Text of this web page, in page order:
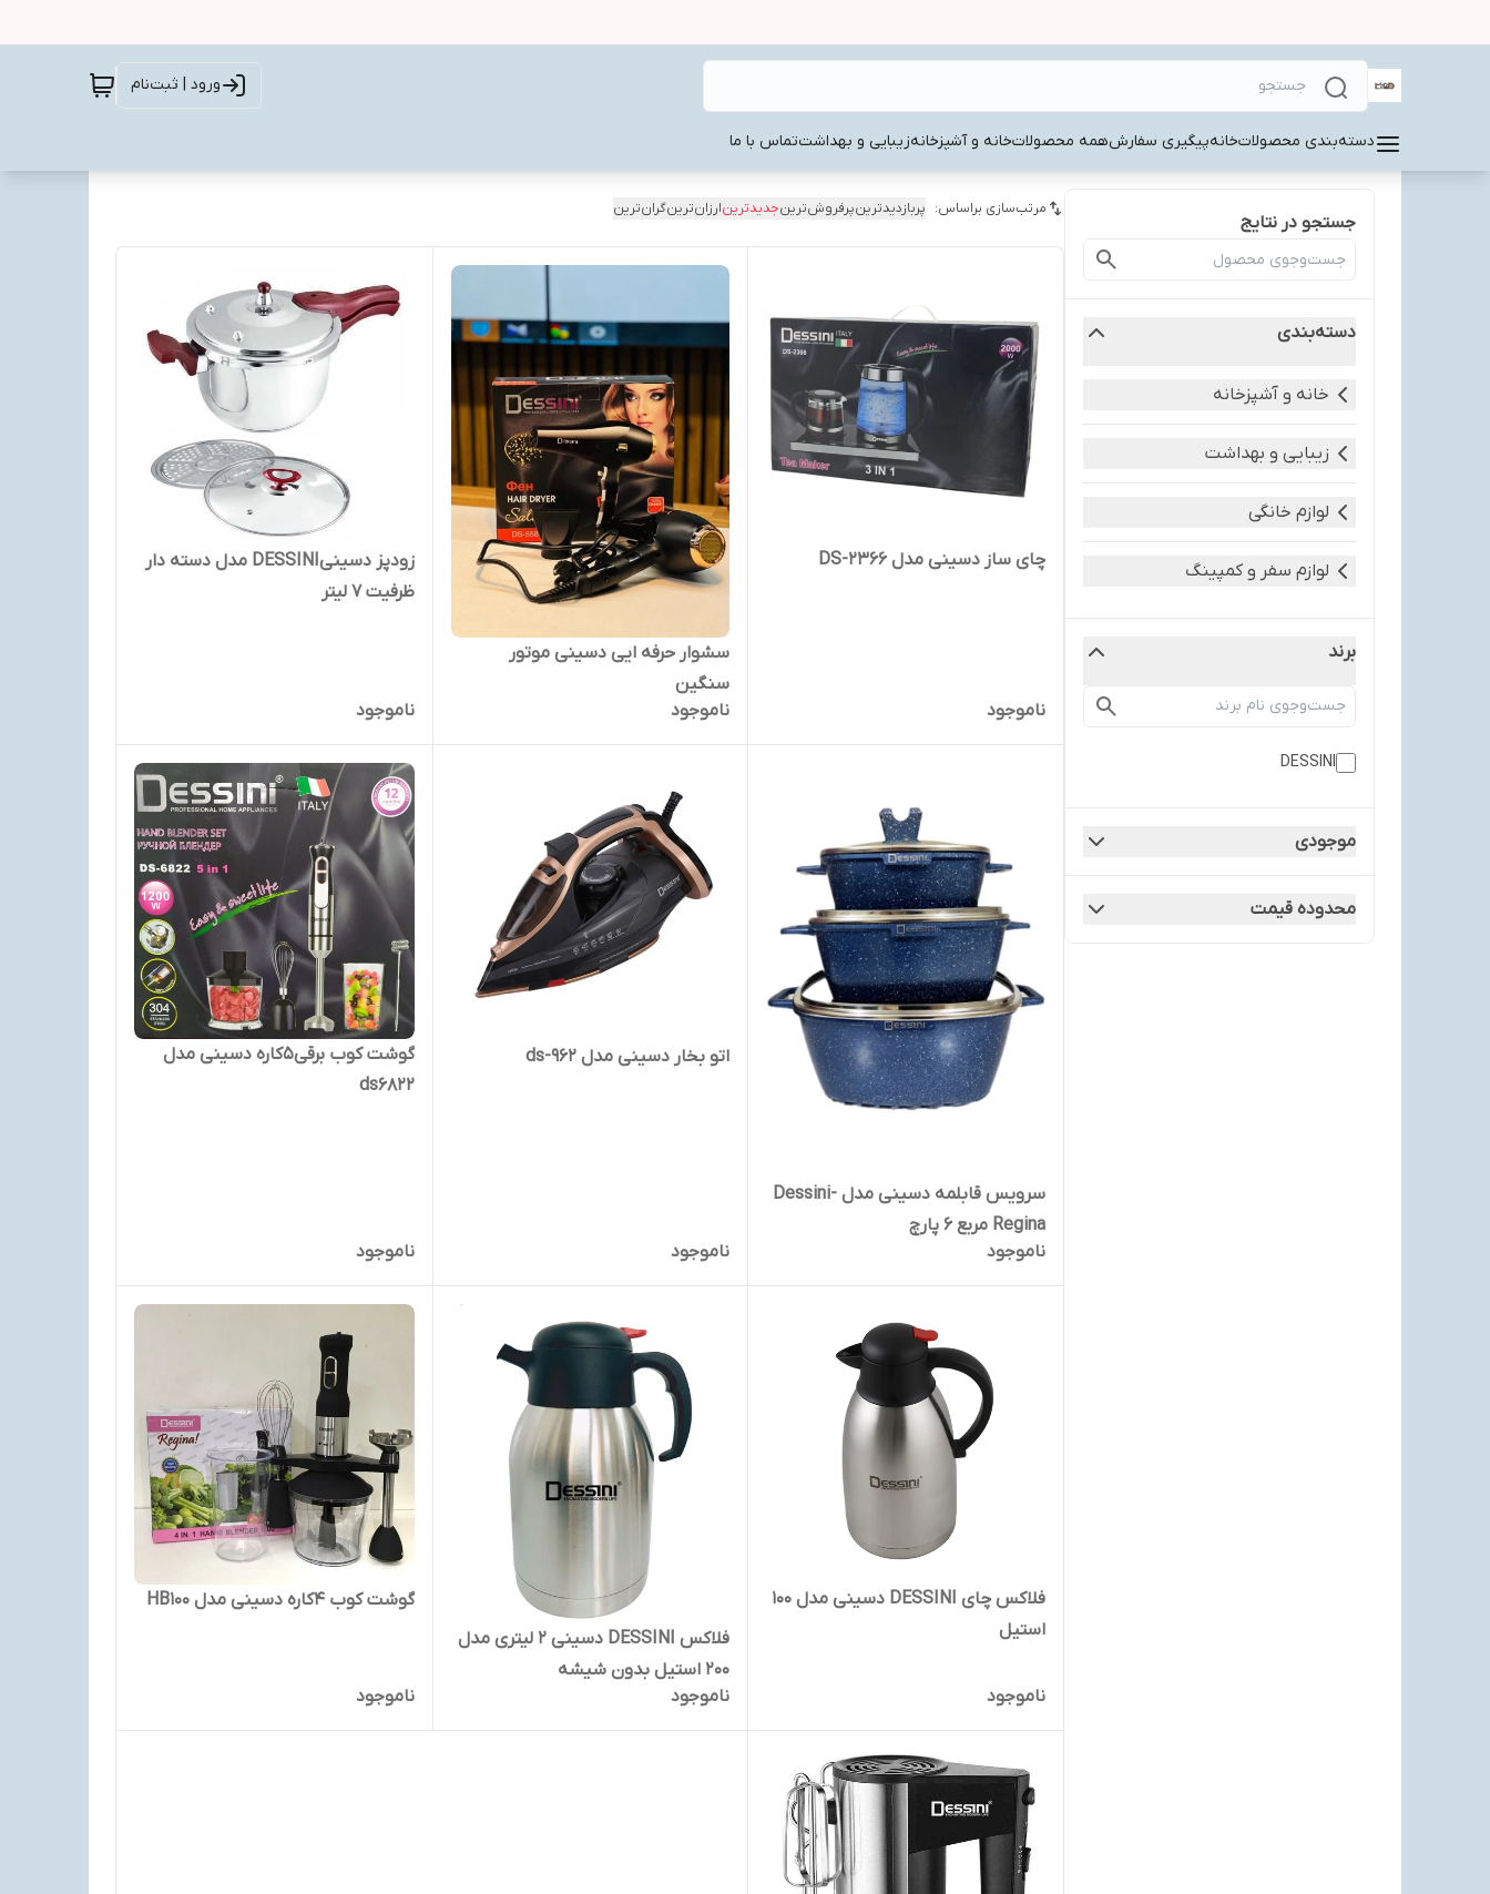
ورود | ثبت‌نام
دسته‌بندی محصولاتخانهپیگیری سفارشهمه محصولاتخانه و آشپزخانهزیبایی و بهداشتتماس با ما
جستجو در نتایج
دسته‌بندی
خانه و آشپزخانه
زیبایی و بهداشت
لوازم خانگی
لوازم سفر و کمپینگ
برند
DESSINI
موجودی
محدوده قیمت
مرتب‌سازی براساس: پربازدیدترینپرفروش‌ترینجدیدترینارزان‌ترینگران‌ترین
چای ساز دسینی مدل DS-2366
ناموجود
سشوار حرفه ایی دسینی موتور
سنگین
ناموجود
زودپز دسینیDESSINI مدل دسته دار
ظرفیت 7 لیتر
ناموجود
سرویس قابلمه دسینی مدل Dessini-
Regina مربع 6 پارچ
ناموجود
اتو بخار دسینی مدل ds-962
ناموجود
گوشت کوب برقی5کاره دسینی مدل
ds6822
ناموجود
فلاکس چای DESSINI دسینی مدل ۱۰۰
استیل
ناموجود
فلاکس DESSINI دسینی ۲ لیتری مدل
۲۰۰ استیل بدون شیشه
ناموجود
گوشت کوب 4کاره دسینی مدل HB100
ناموجود